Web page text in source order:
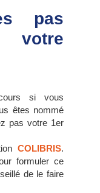
pas
si vous
êtes nommé
pas votre 1er
COLIBRIS.
formuler ce
de le faire